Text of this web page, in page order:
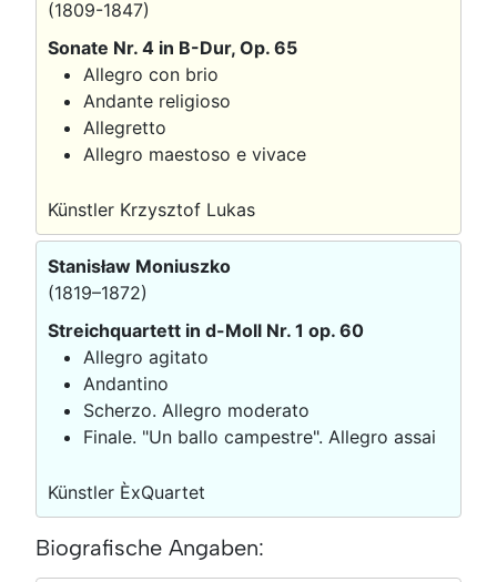
(1809-1847)
Sonate Nr. 4 in B-Dur, Op. 65
Allegro con brio
Andante religioso
Allegretto
Allegro maestoso e vivace
Künstler Krzysztof Lukas
Stanisław Moniuszko
(1819–1872)
Streichquartett in d-Moll Nr. 1 op. 60
Allegro agitato
Andantino
Scherzo. Allegro moderato
Finale. "Un ballo campestre". Allegro assai
Künstler ÈxQuartet
Biografische Angaben: